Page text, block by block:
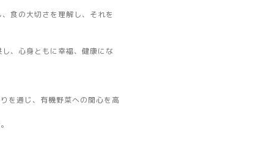
食の大切さを理解し、それを
、心身ともに幸福、健康にな
を通じ、有機野菜への関心を高